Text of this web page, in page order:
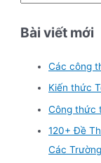
a
Bài viết mới
Các công
Kiến thức
Công thức
120+ Đề
Các